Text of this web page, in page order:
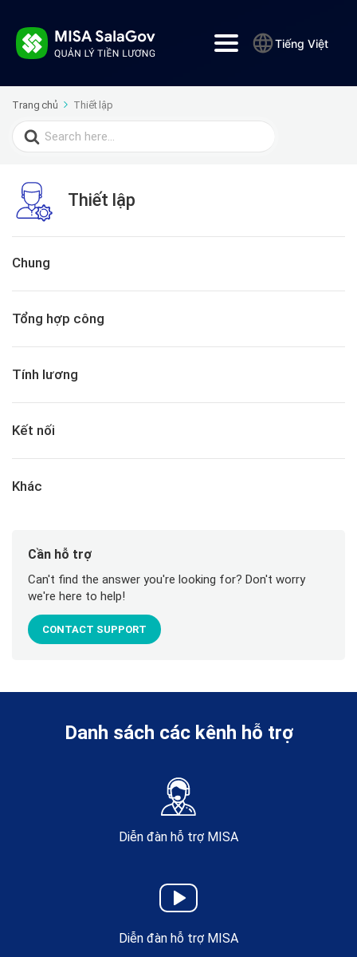
Tiếng Việt
Trang chủ Thiết lập
Search
for:
Thiết lập
Chung
Tổng hợp công
Tính lương
Kết nối
Khác
Cần hỗ trợ
Can't find the answer you're looking for? Don't worry
we're here to help!
CONTACT SUPPORT
Danh sách các kênh hỗ trợ
Diễn đàn hỗ trợ MISA
Diễn đàn hỗ trợ MISA